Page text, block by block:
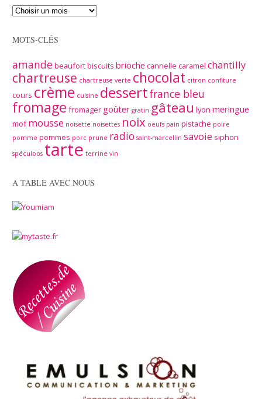
MOTS-CLÉS
amandebeaufortbiscuits brioche cannelle caramel chantilly
chartreuse chartreuse verte chocolat citron confiture
cours crème cuisine dessertfrance bleu
fromage fromager goûter gratin gâteau lyon meringue
mof mousse noisette noisettes noix oeufs pain pistache poire
pomme pommes porc prune radio saint-marcellin savoie siphon
spéculoos tarte terrine vin
A TABLE AVEC NOUS